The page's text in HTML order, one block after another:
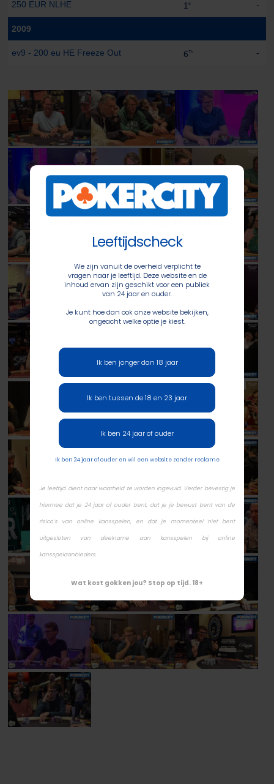
250 EUR NLHE 1e -
2009
ev9 - 200 eu HE Freeze Out 6Th -
Leeftijdscheck
We zijn vanuit de overheid verplicht te
vragen naar je leeftijd. Deze website en de
inhoud ervan zijn geschikt voor een publiek
van 24 jaar en ouder.
Je kunt hoe dan ook onze website bekijken,
ongeacht welke optie je kiest.
Ik ben jonger dan 18 jaar
Ik ben tussen de 18 en 23 jaar
Ik ben 24 jaar of ouder
Ik ben 24 jaar of ouder en wil een website zonder reclame
Je leeftijd dient naar waarheid te worden ingevuld. Verder bevestig je
hiermee dat je 24 jaar of ouder bent, dat je je bewust bent van de
risico’s van online kansspelen, en dat je momenteel niet bent
uitgesloten van deelname aan kansspelen bij online
kansspelaanbieders.
Wat kost gokken jou? Stop op tijd. 18+